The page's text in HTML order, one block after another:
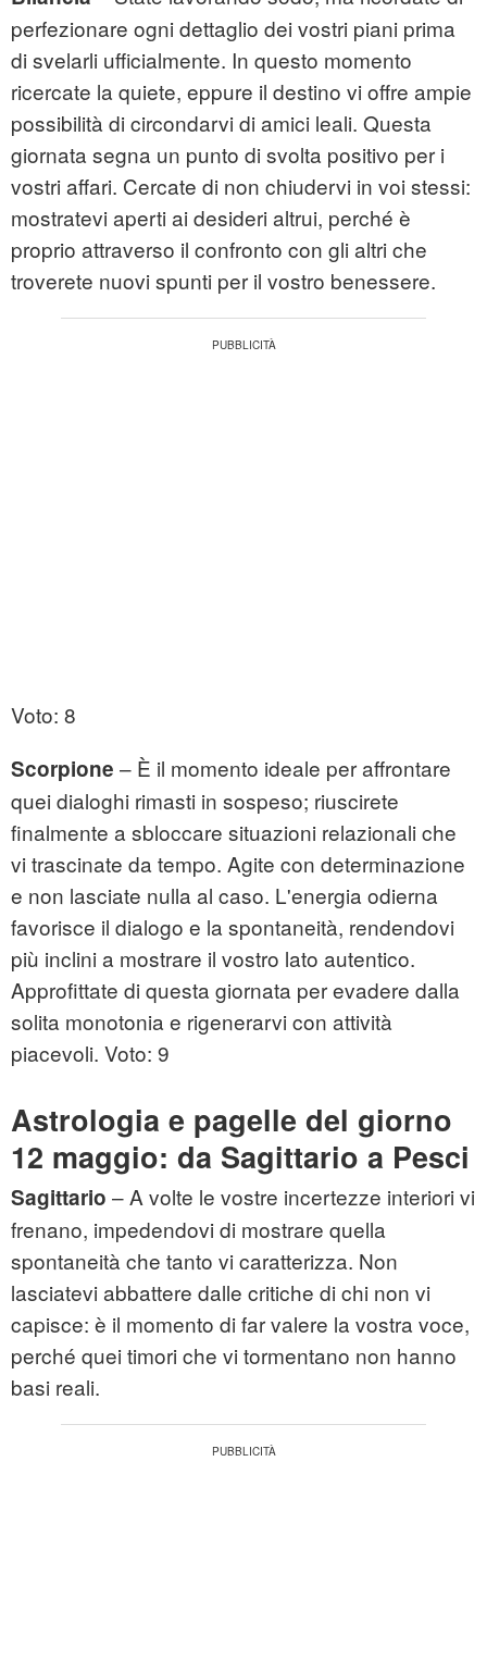
perfezionare ogni dettaglio dei vostri piani prima
di svelarli ufficialmente. In questo momento
ricercate la quiete, eppure il destino vi offre ampie
possibilità di circondarvi di amici leali. Questa
giornata segna un punto di svolta positivo per i
vostri affari. Cercate di non chiudervi in voi stessi:
mostratevi aperti ai desideri altrui, perché è
proprio attraverso il confronto con gli altri che
troverete nuovi spunti per il vostro benessere.
Voto: 8
Scorpione – È il momento ideale per affrontare
quei dialoghi rimasti in sospeso; riuscirete
finalmente a sbloccare situazioni relazionali che
vi trascinate da tempo. Agite con determinazione
e non lasciate nulla al caso. L'energia odierna
favorisce il dialogo e la spontaneità, rendendovi
più inclini a mostrare il vostro lato autentico.
Approfittate di questa giornata per evadere dalla
solita monotonia e rigenerarvi con attività
piacevoli. Voto: 9
Astrologia e pagelle del giorno
12 maggio: da Sagittario a Pesci
Sagittario – A volte le vostre incertezze interiori vi
frenano, impedendovi di mostrare quella
spontaneità che tanto vi caratterizza. Non
lasciatevi abbattere dalle critiche di chi non vi
capisce: è il momento di far valere la vostra voce,
perché quei timori che vi tormentano non hanno
basi reali.